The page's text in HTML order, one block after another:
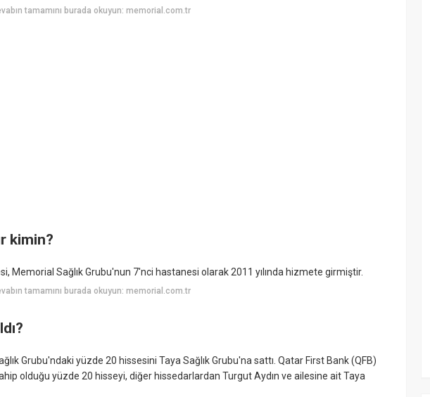
tamamını burada okuyun: memorial.com.tr
kimin?
Memorial Sağlık Grubu'nun 7'nci hastanesi olarak 2011 yılında hizmete girmiştir.
tamamını burada okuyun: memorial.com.tr
Grubu'ndaki yüzde 20 hissesini Taya Sağlık Grubu'na sattı. Qatar First Bank (QFB)
olduğu yüzde 20 hisseyi, diğer hissedarlardan Turgut Aydın ve ailesine ait Taya